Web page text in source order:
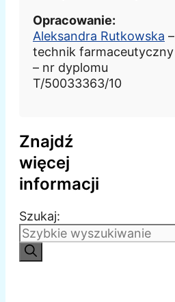
Opracowanie:
Aleksandra Rutkowska –
technik farmaceutyczny
– nr dyplomu
T/50033363/10
Znajdź
więcej
informacji
Szukaj: